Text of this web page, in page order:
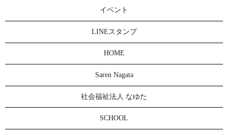
イベント
LINEスタンプ
HOME
Saren Nagata
社会福祉法人 なゆた
SCHOOL